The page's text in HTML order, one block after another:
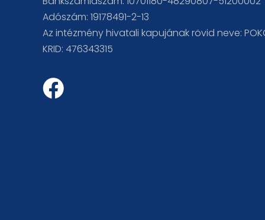
Adószám: 19178491-2-13
Az intézmény hivatali kapujának rövid neve:
KRID: 476343315